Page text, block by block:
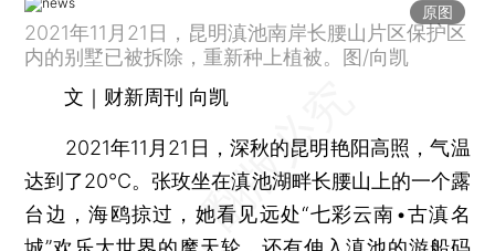
原图
2021年11月21日，昆明滇池南岸长腰山片区保护区
内的别墅已被拆除，重新种上植被。图/向凯
文｜财新周刊 向凯
2021年11月21日，深秋的昆明艳阳高照，气温
达到了20℃。张玫坐在滇池湖畔长腰山上的一个露
台边，海鸥掠过，她看见远处“七彩云南•古滇名